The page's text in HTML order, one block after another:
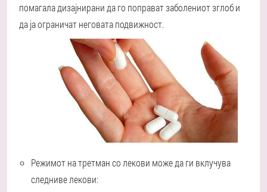
помагала дизајнирани да го поправат заболениот зглоб и
да ја ограничат неговата подвижност.
Режимот на третман со лекови може да ги вклучува
следниве лекови: